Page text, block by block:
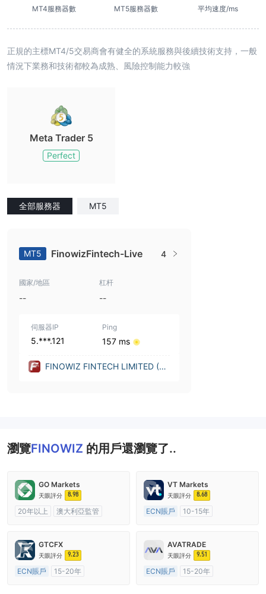
MT4服務器數 MT5服務器數 平均速度/ms
正規的主標MT4/5交易商會有健全的系統服務與後續技術支持，一般
情況下業務和技術都較為成熟、風險控制能力較強
Meta Trader 5
Perfect
全部服務器 MT5
MT5 FinowizFintech-Live 4
國家/地區
--
杠杆
--
伺服器IP
5.***.121
Ping
157 ms
FINOWIZ FINTECH LIMITED (Un
瀏覽FINOWIZ 的用戶還瀏覽了..
GO Markets
天眼評分 8.98
20年以上
澳大利亞監管
VT Markets
天眼評分 8.68
ECN賬戶
10-15年
GTCFX
天眼評分 9.23
ECN賬戶
15-20年
AVATRADE
天眼評分 9.51
ECN賬戶
15-20年